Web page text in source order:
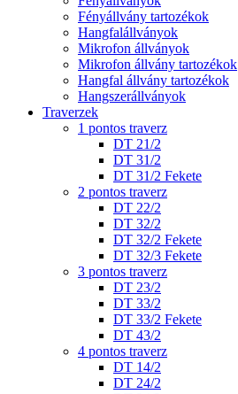
Fényállvány tartozékok
Hangfalállványok
Mikrofon állványok
Mikrofon állvány tartozékok
Hangfal állvány tartozékok
Hangszerállványok
Traverzek
1 pontos traverz
DT 21/2
DT 31/2
DT 31/2 Fekete
2 pontos traverz
DT 22/2
DT 32/2
DT 32/2 Fekete
DT 32/3 Fekete
3 pontos traverz
DT 23/2
DT 33/2
DT 33/2 Fekete
DT 43/2
4 pontos traverz
DT 14/2
DT 24/2